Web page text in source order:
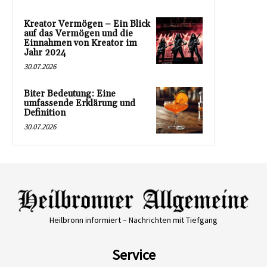
Kreator Vermögen – Ein Blick
auf das Vermögen und die
Einnahmen von Kreator im
Jahr 2024
30.07.2026
Biter Bedeutung: Eine
umfassende Erklärung und
Definition
30.07.2026
Heilbronn informiert – Nachrichten mit Tiefgang
Service